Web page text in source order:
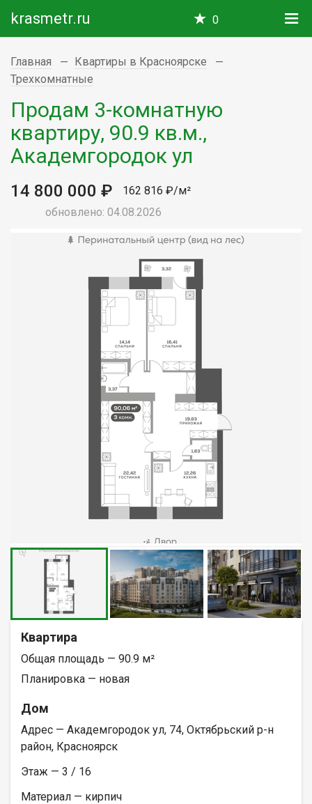
krasmetr.ru 0
Главная
Квартиры в Красноярске
Трехкомнатные
Продам 3-комнатную
квартиру, 90.9 кв.м.,
Академгородок ул
14 800 000 ₽
162 816 ₽/м²
обновлено: 04.08.2026
Квартира
Общая площадь — 90.9 м²
Планировка — новая
Дом
Адрес — Академгородок ул, 74, Октябрьский р-н
район, Красноярск
Этаж — 3 / 16
Материал — кирпич